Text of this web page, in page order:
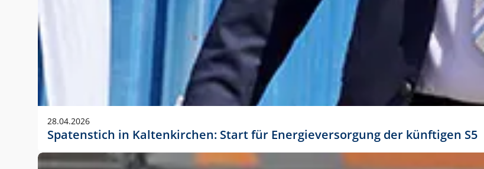
28.04.2026
Spatenstich in Kaltenkirchen: Start für Energieversorgung der künftigen S5